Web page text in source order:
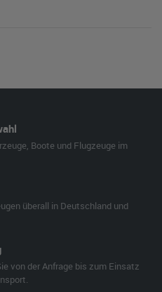
Boote und Flugzeuge im
überall in Deutschland und
von der Anfrage bis zum Einsatz